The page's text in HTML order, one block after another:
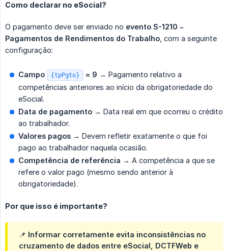
Como declarar no eSocial?
O pagamento deve ser enviado no evento S-1210 –
Pagamentos de Rendimentos do Trabalho , com a seguinte
configuração:
Campo {tpPgto} = 9 → Pagamento relativo a
competências anteriores ao início da obrigatoriedade do
eSocial.
Data de pagamento → Data real em que ocorreu o crédito
ao trabalhador.
Valores pagos → Devem refletir exatamente o que foi
pago ao trabalhador naquela ocasião.
Competência de referência → A competência a que se
refere o valor pago (mesmo sendo anterior à
obrigatoriedade).
Por que isso é importante?
📌 Informar corretamente evita inconsistências no
cruzamento de dados entre eSocial, DCTFWeb e